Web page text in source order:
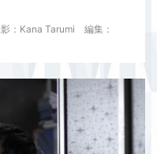
：Kana Tarumi 編集：